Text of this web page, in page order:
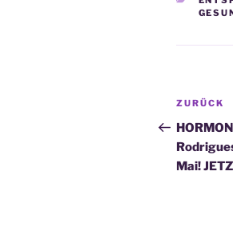
Beitrag
ZURÜCK
Mai!